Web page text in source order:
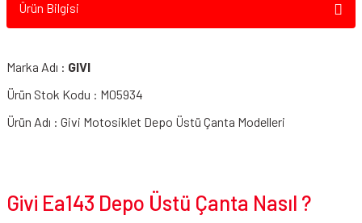
Ürün Bilgisi
Marka Adı : GIVI
Ürün Stok Kodu : M05934
Ürün Adı : Givi Motosiklet Depo Üstü Çanta Modelleri
Givi Ea143 Depo Üstü Çanta Nasıl ?